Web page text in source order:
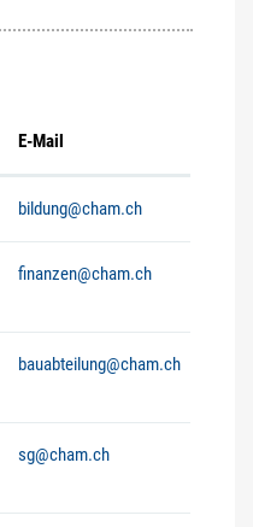
E-Mail
bildung@cham.ch
finanzen@cham.ch
bauabteilung@cham.ch
sg@cham.ch